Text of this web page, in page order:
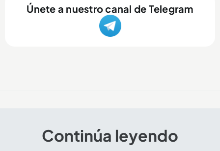
Únete a nuestro canal de Telegram
Continúa leyendo